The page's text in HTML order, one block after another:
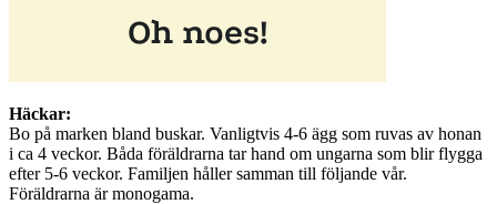
Häckar:
Bo på marken bland buskar. Vanligtvis 4-6 ägg som ruvas av honan
i ca 4 veckor. Båda föräldrarna tar hand om ungarna som blir flygga
efter 5-6 veckor. Familjen håller samman till följande vår.
Föräldrarna är monogama.